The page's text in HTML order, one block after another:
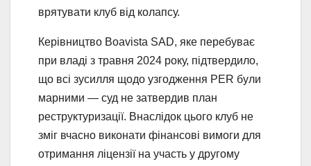
врятувати клуб від колапсу.
Керівництво Boavista SAD, яке перебуває
при владі з травня 2024 року, підтвердило,
що всі зусилля щодо узгодження PER були
марними — суд не затвердив план
реструктуризації. Внаслідок цього клуб не
зміг вчасно виконати фінансові вимоги для
отримання ліцензії на участь у другому